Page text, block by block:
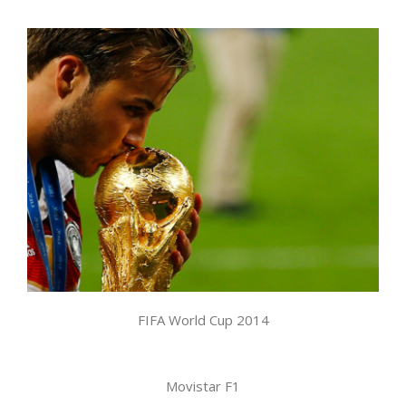
producciones, retransmisiones deportivas
FIFA World Cup 2014
Movistar F1